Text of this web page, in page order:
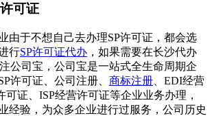
可证
由于不想自己去办理SP许可证，都会选
行SP许可证代办 ，如果需要在长沙代办
公司宝，公司宝是一站式全生命周期企
许可证、公司注册、 商标注册 、EDI经营
证、ISP经营许可证等企业业务办理，
经验，为众多企业进行过服务，公司历史